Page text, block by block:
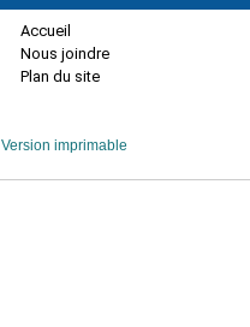
Accueil
Nous joindre
Plan du site
Version imprimable